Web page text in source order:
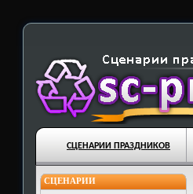
СЦЕНАРИИ ПРАЗДНИКОВ
СЦЕНАРИИ